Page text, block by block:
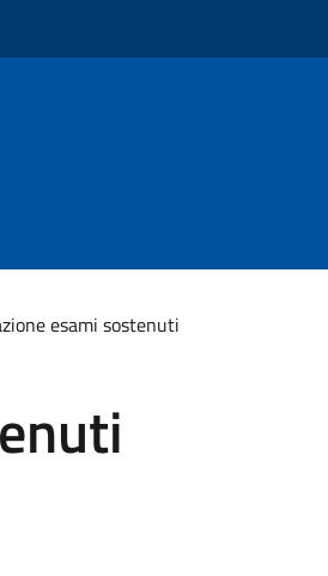
esami sostenuti